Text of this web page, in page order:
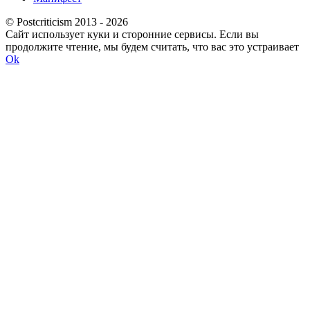
© Postcriticism 2013 - 2026
Сайт использует куки и сторонние сервисы. Если вы
продолжите чтение, мы будем считать, что вас это устраивает
Ok